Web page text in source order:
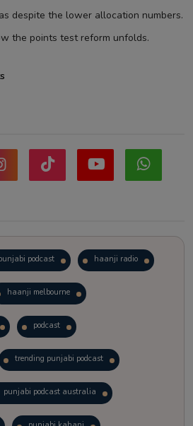
despite the lower allocation numbers.
the points test reform unfolds.
podcast haanji radio
haanji melbourne
podcast
trending punjabi podcast
punjabi podcast australia